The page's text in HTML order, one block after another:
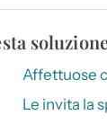
Affettuose
Le invita la